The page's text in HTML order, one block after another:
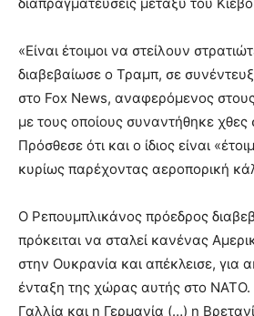
«Είναι έτοιμοι να στείλουν
διαβεβαίωσε ο Τραμπ, σε
στο Fox News, αναφερόμενος
με τους οποίους συναντήθηκε χθες
Πρόσθεσε ότι και ο ίδιος είναι
κυρίως παρέχοντας αεροπορική
Ο Ρεπουμπλικάνος πρόεδρος
πρόκειται να σταλεί κανένας
στην Ουκρανία και απέκλεισε, για
ένταξη της χώρας αυτής στο ΝΑΤΟ.
Γαλλία και η Γερμανία (…) η